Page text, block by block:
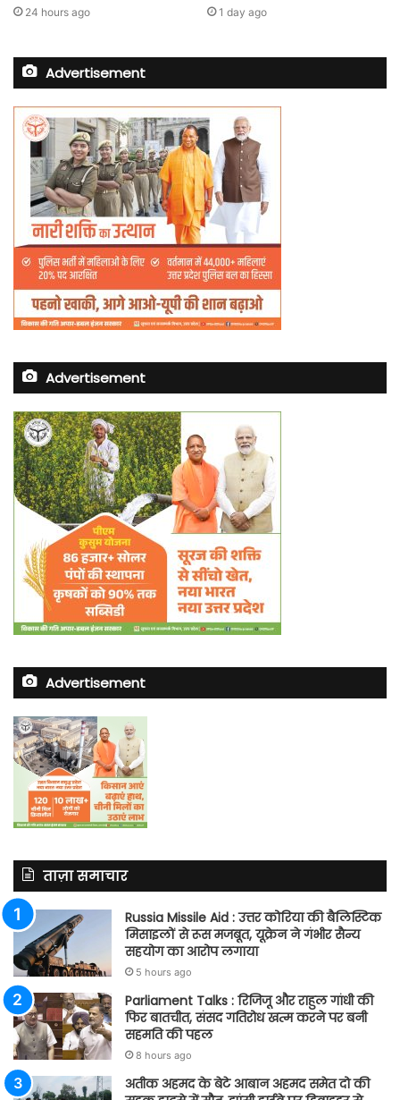
24 hours ago 1 day ago
Advertisement
Advertisement
Advertisement
ताज़ा समाचार
Russia Missile Aid : उत्तर कोरिया की बैलिस्टिक
मिसाइलों से रूस मजबूत, यूक्रेन ने गंभीर सैन्य
सहयोग का आरोप लगाया
5 hours ago
Parliament Talks : रिजिजू और राहुल गांधी की
फिर बातचीत, संसद गतिरोध खत्म करने पर बनी
सहमति की पहल
8 hours ago
अतीक अहमद के बेटे आबान अहमद समेत दो की